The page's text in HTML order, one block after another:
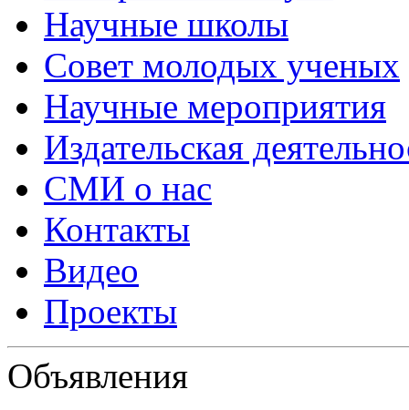
Научные школы
Совет молодых ученых
Научные мероприятия
Издательская
СМИ о нас
Контакты
Видео
Проекты
Объявления